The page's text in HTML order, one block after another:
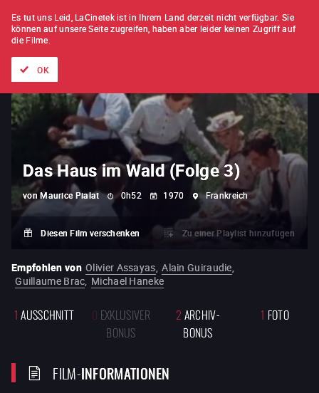
FILM FÜR FILM ABONNEMENT
Das Haus im Wald (Folge 3)
von Maurice Pialat 0h52 1970 Frankreich
Diesen Film verschenken Zu einer Playlist hinzufügen
Empfohlen von Olivier Assayas, Alain Guiraudie,
Guillaume Brac, Michael Haneke
1 AUSSCHNITT 0 EXKLUSIVER
BONUS
2 ARCHIV-
BONUS
1 FOTO
FILM-INFORMATIONEN
Es tut uns Leid, LaCinetek ist in Ihrem Land derzeit nicht verfügbar. Sie
können auf unsere Seite zugreifen, haben aber leider keinen Zugriff auf
die Filme.
OK